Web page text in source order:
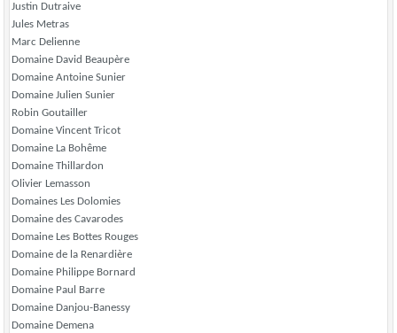
Justin Dutraive
Jules Metras
Marc Delienne
Domaine David Beaupère
Domaine Antoine Sunier
Domaine Julien Sunier
Robin Goutailler
Domaine Vincent Tricot
Domaine La Bohême
Domaine Thillardon
Olivier Lemasson
Domaines Les Dolomies
Domaine des Cavarodes
Domaine Les Bottes Rouges
Domaine de la Renardière
Domaine Philippe Bornard
Domaine Paul Barre
Domaine Danjou-Banessy
Domaine Demena